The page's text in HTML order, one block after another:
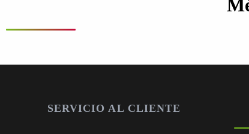
SERVICIO AL CLIENTE